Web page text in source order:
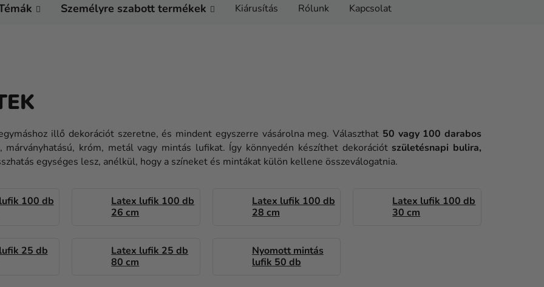
Személyre szabott termékek Kiárusítás Rólunk Kapcsolat
illő dekorációt szeretne, és mindent egyszerre vásárolna meg. Választhat 50 vagy 100 darabos
króm, metál vagy mintás lufikat. Így könnyedén készíthet dekorációt születésnapi bulira,
egységes lesz, anélkül, hogy a színeket és mintákat külön kellene összeválogatnia.
100 db
Latex lufik 100 db
26 cm
Latex lufik 100 db
28 cm
Latex lufik 100 db
30 cm
25 db
Latex lufik 25 db
80 cm
Nyomott mintás
lufik 50 db